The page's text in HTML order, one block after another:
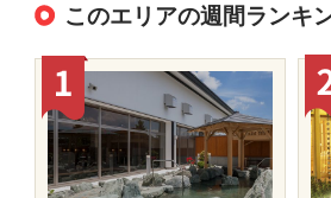
このエリアの週間ランキ